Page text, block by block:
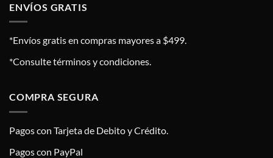
ENVÍOS GRATIS
*Envíos gratis en compras mayores a $499.
*Consulte términos y condiciones.
COMPRA SEGURA
Pagos con Tarjeta de Debito y Crédito.
Pagos con PayPal